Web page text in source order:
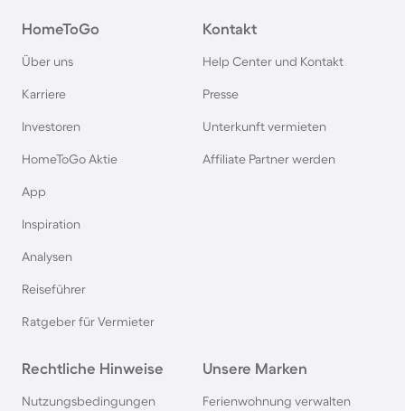
HomeToGo
Über uns
Karriere
Investoren
HomeToGo Aktie
App
Inspiration
Analysen
Reiseführer
Ratgeber für Vermieter
Kontakt
Help Center und Kontakt
Presse
Unterkunft vermieten
Affiliate Partner werden
Rechtliche Hinweise
Nutzungsbedingungen
Unsere Marken
Ferienwohnung verwalten